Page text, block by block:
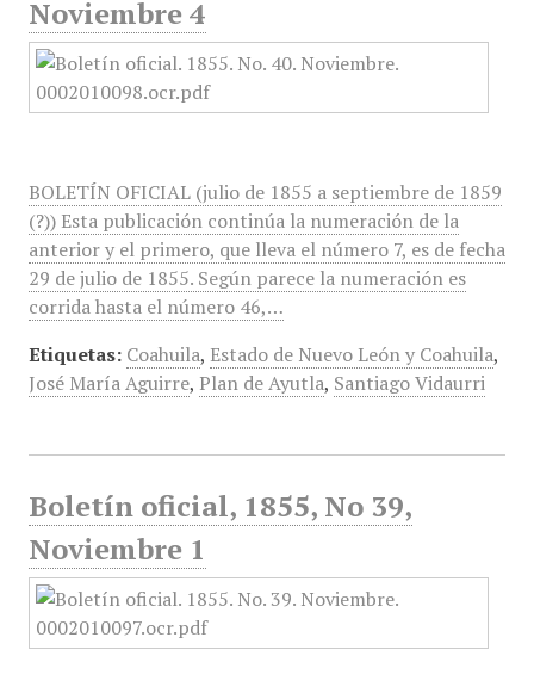
Noviembre 4
BOLETÍN OFICIAL (julio de 1855 a septiembre de 1859
(?)) Esta publicación continúa la numeración de la
anterior y el primero, que lleva el número 7, es de fecha
29 de julio de 1855. Según parece la numeración es
corrida hasta el número 46,…
Etiquetas: Coahuila, Estado de Nuevo León y Coahuila,
José María Aguirre, Plan de Ayutla, Santiago Vidaurri
Boletín oficial, 1855, No 39,
Noviembre 1